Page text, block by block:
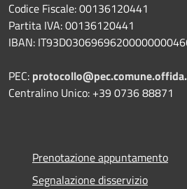
Codice Fiscale: 00136120441
Partita IVA: 00136120441
IBAN:
PEC:
Centralino Unico: +39 0736 88871
Prenotazione appuntamento
Segnalazione disservizio